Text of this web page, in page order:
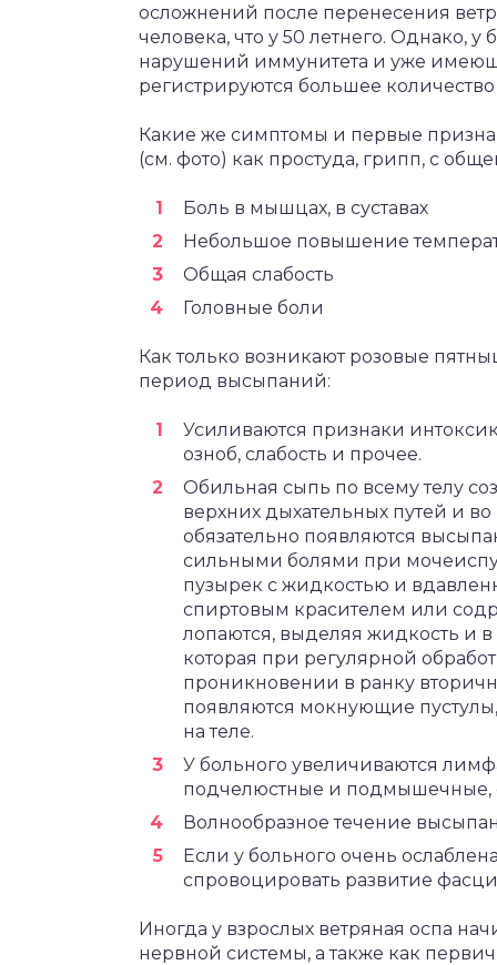
осложнений после перенесения
человека, что у 50 летнего. Однако,
нарушений иммунитета и уже
регистрируются большее
Какие же симптомы и первые
(см. фото) как простуда, грипп, с
Боль в мышцах, в суставах
Небольшое повышение
Общая слабость
Головные боли
Как только возникают розовые
период высыпаний:
Усиливаются признаки
озноб, слабость и прочее.
Обильная сыпь по всему телу
верхних дыхательных путей и
обязательно появляются
сильными болями при
пузырек с жидкостью и
спиртовым красителем или
лопаются, выделяя жидкость и
которая при регулярной
проникновении в ранку
появляются мокнующие
на теле.
У больного увеличиваются
подчелюстные и подмышечные,
Волнообразное течение
Если у больного очень
спровоцировать развитие
Иногда у взрослых ветряная оспа
нервной системы, а также как